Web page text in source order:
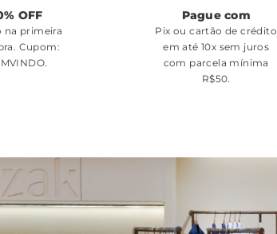
OFF
na primeira
Cupom:
.
Pague com
Pix ou cartão de crédito
em até 10x sem juros
com parcela mínima
R$50.